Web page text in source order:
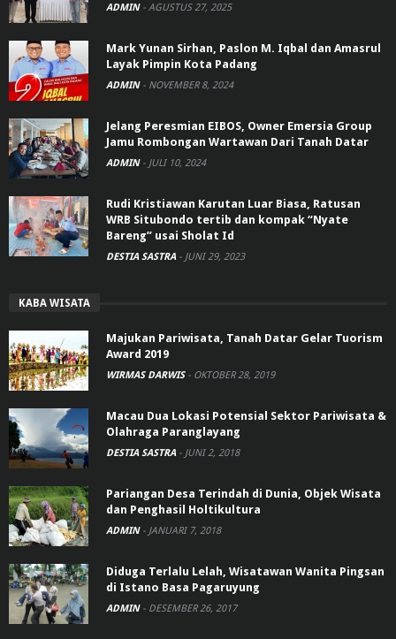
ADMIN - AGUSTUS 27, 2025
Mark Yunan Sirhan, Paslon M. Iqbal dan Amasrul
Layak Pimpin Kota Padang
ADMIN - NOVEMBER 8, 2024
Jelang Peresmian EIBOS, Owner Emersia Group
Jamu Rombongan Wartawan Dari Tanah Datar
ADMIN - JULI 10, 2024
Rudi Kristiawan Karutan Luar Biasa, Ratusan
WRB Situbondo tertib dan kompak “Nyate
Bareng” usai Sholat Id
DESTIA SASTRA - JUNI 29, 2023
KABA WISATA
Majukan Pariwisata, Tanah Datar Gelar Tuorism
Award 2019
WIRMAS DARWIS - OKTOBER 28, 2019
Macau Dua Lokasi Potensial Sektor Pariwisata &
Olahraga Paranglayang
DESTIA SASTRA - JUNI 2, 2018
Pariangan Desa Terindah di Dunia, Objek Wisata
dan Penghasil Holtikultura
ADMIN - JANUARI 7, 2018
Diduga Terlalu Lelah, Wisatawan Wanita Pingsan
di Istano Basa Pagaruyung
ADMIN - DESEMBER 26, 2017